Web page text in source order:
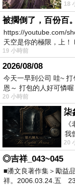
堡
18
被擱倒了，百份百。
https://youtube.com/
天空是你的極限，上
19 小時前
2026/08/08
今天一早到公司 哇~
恩～ 打包的人好可憐
20 小時前
柒
我
震
20
◎吉祥_043~045
■潘文良著作集＞勵益
祥。2006.03.24.五